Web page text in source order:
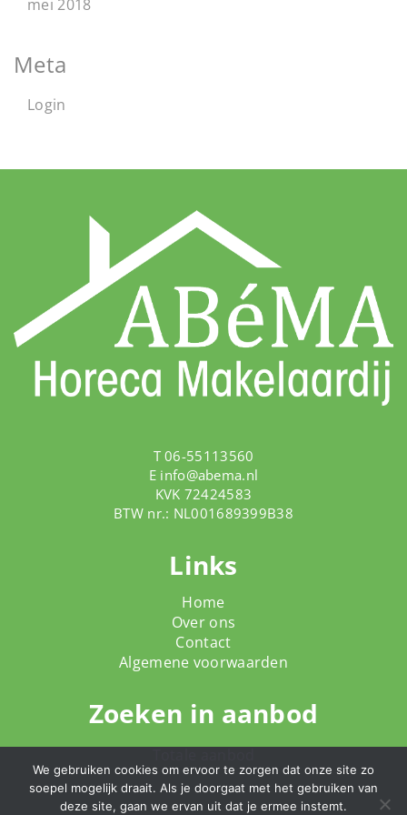
mei 2018
Meta
Login
T 06-55113560
E info@abema.nl
KVK 72424583
BTW nr.: NL001689399B38
Links
Home
Over ons
Contact
Algemene voorwaarden
Zoeken in aanbod
We gebruiken cookies om ervoor te zorgen dat onze site zo
soepel mogelijk draait. Als je doorgaat met het gebruiken van
deze site, gaan we ervan uit dat je ermee instemt.